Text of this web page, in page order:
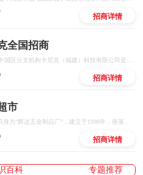
招商详情
全国招商
招商详情
市
招商详情
百科 专题推荐